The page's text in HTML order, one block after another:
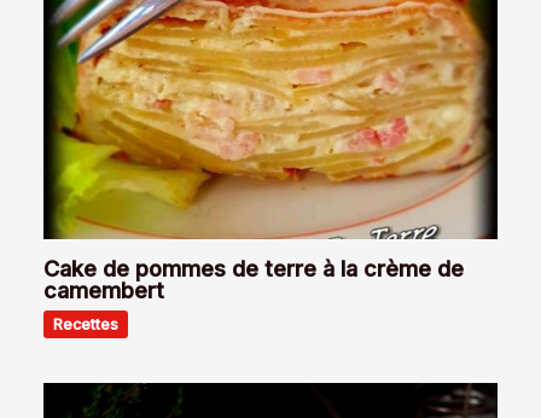
Cake de pommes de terre à la crème de
camembert
Recettes